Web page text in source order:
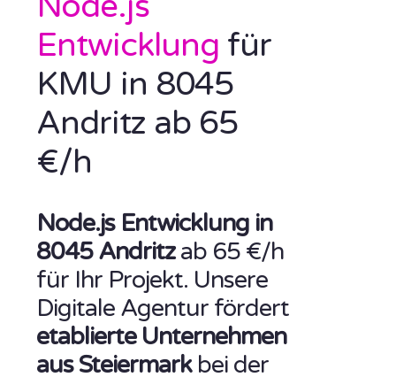
Entwicklung für
KMU in 8045
Andritz ab 65
€/h
Node.js Entwicklung in
8045 Andritzab 65 €/h
für Ihr Projekt. Unsere
Digitale Agentur fördert
etablierte Unternehmen
aus Steiermarkbei der